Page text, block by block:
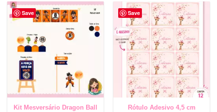
Save
Kit Mesversário Dragon Ball
Save
Rótulo Adesivo 4,5 cm